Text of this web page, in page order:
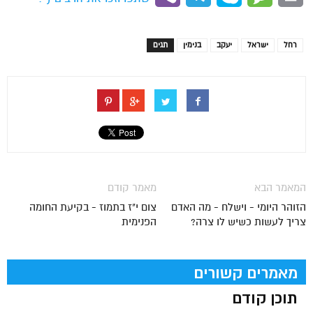
תגים בנימין יעקב ישראל רחל
מאמר קודם
צום י"ז בתמוז - בקיעת החומה
הפנימית
המאמר הבא
הזוהר היומי - וישלח - מה האדם
צריך לעשות כשיש לו צרה?
מאמרים קשורים
תוכן קודם